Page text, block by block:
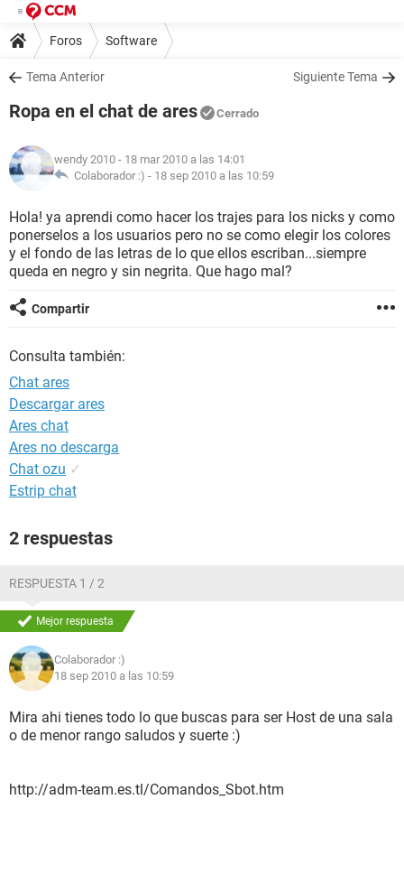
Foros Software
Tema Anterior Siguiente Tema
Ropa en el chat de ares Cerrado
wendy 2010 - 18 mar 2010 a las 14:01
Colaborador :) - 18 sep 2010 a las 10:59
Hola! ya aprendi como hacer los trajes para los nicks y como
ponerselos a los usuarios pero no se como elegir los colores
y el fondo de las letras de lo que ellos escriban...siempre
queda en negro y sin negrita. Que hago mal?
Compartir
Consulta también:
Chat ares
Descargar ares
Ares chat
Ares no descarga
Chat ozu ✓
Estrip chat
2 respuestas
RESPUESTA 1 / 2
Mejor respuesta
Colaborador :)
18 sep 2010 a las 10:59
Mira ahi tienes todo lo que buscas para ser Host de una sala
o de menor rango saludos y suerte :)
http://adm-team.es.tl/Comandos_Sbot.htm